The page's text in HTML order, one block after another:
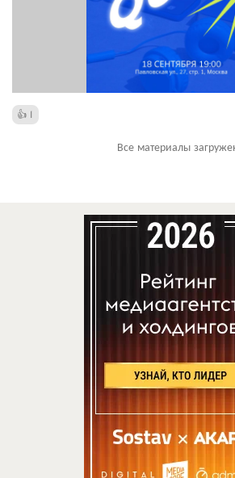
1
Все материалы